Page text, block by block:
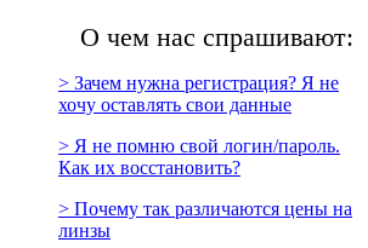
О чем нас спрашивают:
> Зачем нужна регистрация? Я не
хочу оставлять свои данные
> Я не помню свой логин/пароль.
Как их восстановить?
> Почему так различаются цены на
линзы